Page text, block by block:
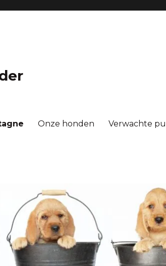
Onze honden Verwachte